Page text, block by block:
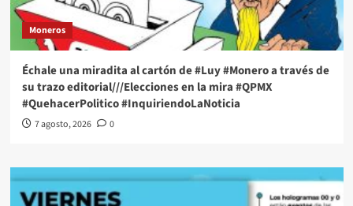
Moneros
Échale una miradita al cartón de #Luy #Monero a través de
su trazo editorial///Elecciones en la mira #QPMX
#QuehacerPolitico #InquiriendoLaNoticia
7 agosto, 2026 0